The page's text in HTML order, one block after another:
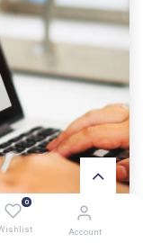
0
Account